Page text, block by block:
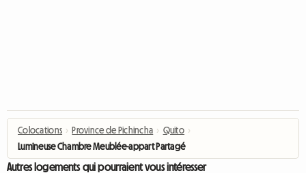
Colocations › Province de Pichincha › Quito ›
Lumineuse Chambre Meublée-appart Partagé
Autres logements qui pourraient vous intéresser